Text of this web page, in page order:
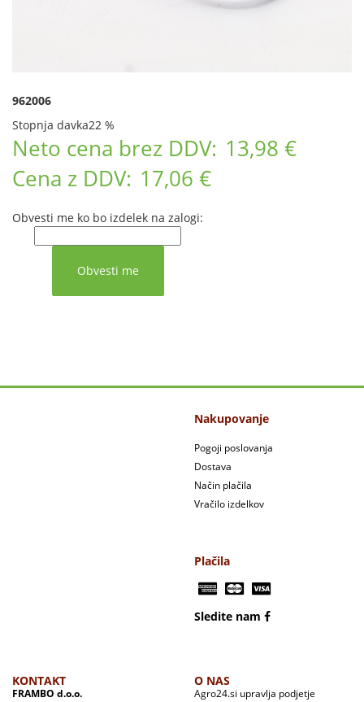
962006
Stopnja davka22 %
Neto cena brez DDV: 13,98 €
Cena z DDV: 17,06 €
Obvesti me ko bo izdelek na zalogi:
Nakupovanje
Pogoji poslovanja
Dostava
Način plačila
Vračilo izdelkov
Plačila
Sledite nam
KONTAKT
FRAMBO d.o.o.
O NAS
Agro24.si upravlja podjetje